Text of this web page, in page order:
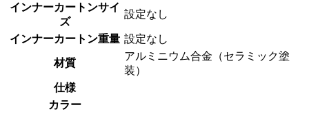
インナーカートンサイ
ズ
設定なし
インナーカートン重量 設定なし
材質
アルミニウム合金（セラミック塗
装）
仕様
カラー